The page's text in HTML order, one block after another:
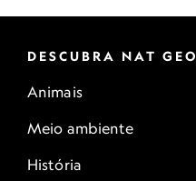
DESCUBRA NAT GEO
Animais
Meio ambiente
História